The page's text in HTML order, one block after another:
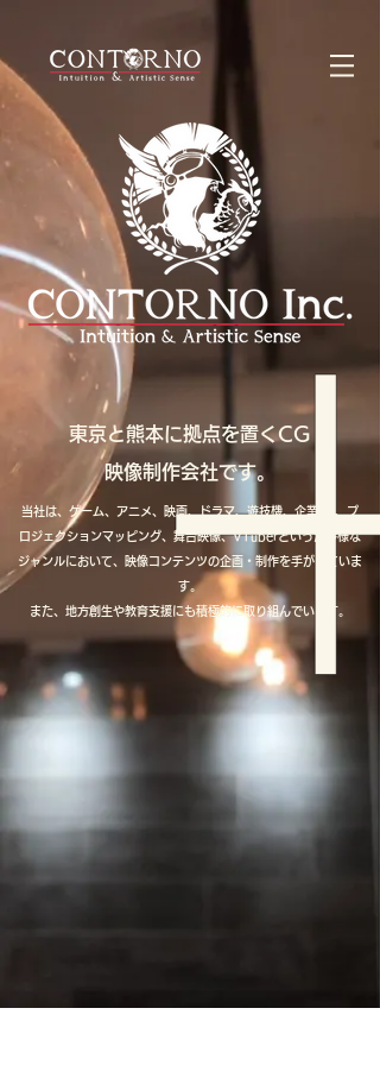
東京と熊本に拠点を置くCG
映像制作会社です。
当社は、ゲーム、アニメ、映画、ドラマ、遊技機、企業VP、プ
ロジェクションマッピング、舞台映像、VTuberといった多様な
ジャンルにおいて、映像コンテンツの企画・制作を手がけていま
す。
また、地方創生や教育支援にも積極的に取り組んでいます。